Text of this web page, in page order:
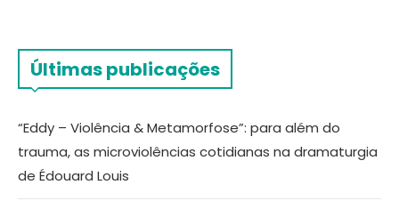
Últimas publicações
“Eddy – Violência & Metamorfose”: para além do
trauma, as microviolências cotidianas na dramaturgia
de Édouard Louis